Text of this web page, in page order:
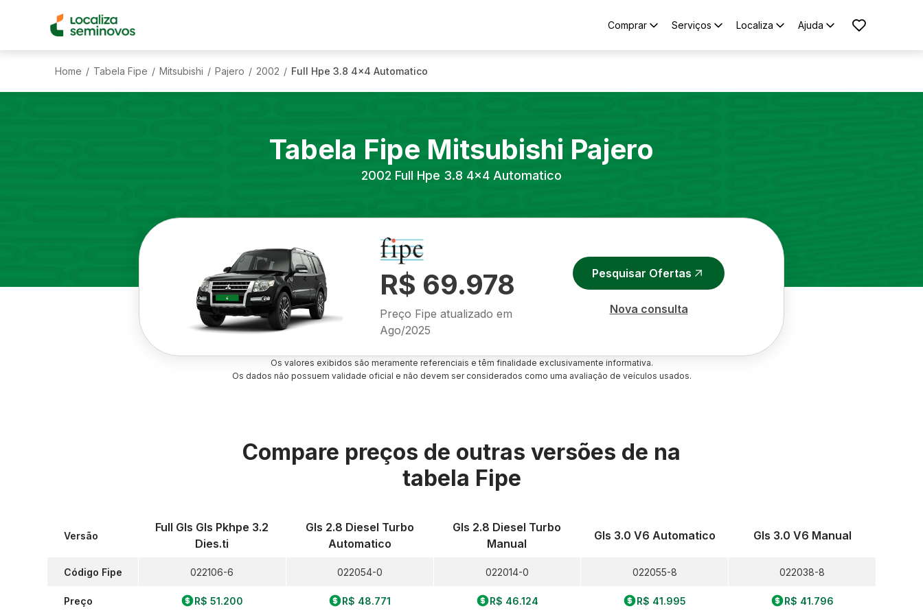
Comprar Serviços Localiza Ajuda
Home / Tabela Fipe / Mitsubishi / Pajero / 2002 / Full Hpe 3.8 4x4 Automatico
Tabela Fipe Mitsubishi Pajero
2002 Full Hpe 3.8 4x4 Automatico
R$ 69.978
Preço Fipe atualizado em
Ago/2025
Pesquisar Ofertas
Nova consulta
Os valores exibidos são meramente referenciais e têm finalidade exclusivamente informativa.
Os dados não possuem validade oficial e não devem ser considerados como uma avaliação de veículos usados.
Compare preços de outras versões de na
tabela Fipe
Versão
Código Fipe
Preço
Full Gls Gls Pkhpe 3.2
Dies.ti
022106-6
R$ 51.200
Gls 2.8 Diesel Turbo
Automatico
022054-0
R$ 48.771
Gls 2.8 Diesel Turbo
Manual
022014-0
R$ 46.124
Gls 3.0 V6 Automatico
022055-8
R$ 41.995
Gls 3.0 V6 Manual
022038-8
R$ 41.796